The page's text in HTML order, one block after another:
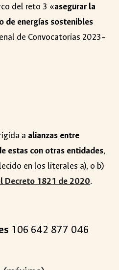
del reto 3 «asegurar la
de energías sostenibles
de Convocatorias 2023–
a alianzas entre
estas con otras entidades,
en los literales a), o b)
Decreto 1821 de 2020.
106 642 877 046